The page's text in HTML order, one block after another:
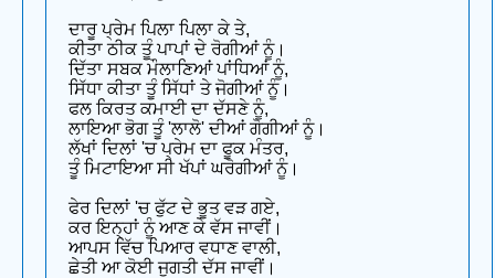
ਦਾਰੂ ਪ੍ਰੇਮ ਪਿਲਾ ਪਿਲਾ ਕੇ ਤੇ,
ਕੀਤਾ ਠੀਕ ਤੂੰ ਪਾਪਾਂ ਦੇ ਰੋਗੀਆਂ ਨੂੰ।
ਦਿੱਤਾ ਸਬਕ ਮੌਲਾਣਿਆਂ ਪਾਂਧਿਆਂ ਨੂੰ,
ਸਿੱਧਾ ਕੀਤਾ ਤੂੰ ਸਿੱਧਾਂ ਤੇ ਜੋਗੀਆਂ ਨੂੰ।
ਫਲ ਕਿਰਤ ਕਮਾਈ ਦਾ ਦੱਸਣੇ ਨੂੰ,
ਲਾਇਆ ਭੋਗ ਤੂੰ 'ਲਾਲੋ' ਦੀਆਂ ਗੋਗੀਆਂ ਨੂੰ।
ਲੱਖਾਂ ਦਿਲਾਂ 'ਚ ਪ੍ਰੇਮ ਦਾ ਫੂਕ ਮੰਤਰ,
ਤੂੰ ਮਿਟਾਇਆ ਸੀ ਖੱਪਾਂ ਘਰੋਗੀਆਂ ਨੂੰ।
ਫੇਰ ਦਿਲਾਂ 'ਚ ਫੁੱਟ ਦੇ ਭੂਤ ਵੜ ਗਏ,
ਕਰ ਇਨ੍ਹਾਂ ਨੂੰ ਆਣ ਕੇ ਵੱਸ ਜਾਵੀਂ।
ਆਪਸ ਵਿੱਚ ਪਿਆਰ ਵਧਾਣ ਵਾਲੀ,
ਛੇਤੀ ਆ ਕੋਈ ਜੁਗਤੀ ਦੱਸ ਜਾਵੀਂ।